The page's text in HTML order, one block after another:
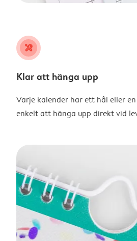
tools
Klar att hänga upp
Varje kalender har ett hål eller
enkelt att hänga upp direkt vid